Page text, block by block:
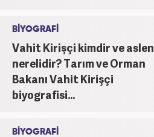
BİYOGRAFİ
Vahit Kirişçi kimdir ve aslen
nerelidir? Tarım ve Orman
Bakanı Vahit Kirişçi
biyografisi...
BİYOGRAFİ